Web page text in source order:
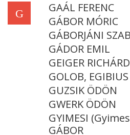
G
GAÁL FERENC
GÁBOR MÓRIC
GÁBORJÁNI
GÁDOR EMIL
GEIGER RICHÁRD
GOLOB, EGIBIUS
GUZSIK ÖDÖN
GWERK ÖDÖN
GYIMESI
GÁBOR